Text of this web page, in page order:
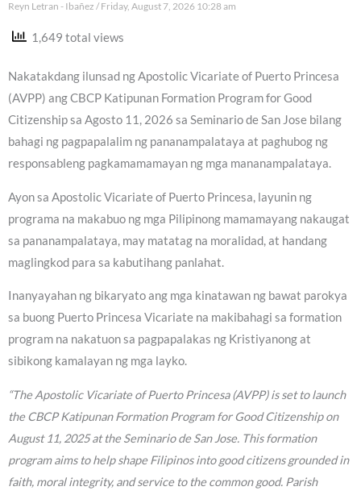
Reyn Letran - Ibañez Friday, August 7, 2026 10:28 am
1,649 total views
Nakatakdang ilunsad ng Apostolic Vicariate of Puerto Princesa
(AVPP) ang CBCP Katipunan Formation Program for Good
Citizenship sa Agosto 11, 2026 sa Seminario de San Jose bilang
bahagi ng pagpapalalim ng pananampalataya at paghubog ng
responsableng pagkamamamayan ng mga mananampalataya.
Ayon sa Apostolic Vicariate of Puerto Princesa, layunin ng
programa na makabuo ng mga Pilipinong mamamayang nakaugat
sa pananampalataya, may matatag na moralidad, at handang
maglingkod para sa kabutihang panlahat.
Inanyayahan ng bikaryato ang mga kinatawan ng bawat parokya
sa buong Puerto Princesa Vicariate na makibahagi sa formation
program na nakatuon sa pagpapalakas ng Kristiyanong at
sibikong kamalayan ng mga layko.
“The Apostolic Vicariate of Puerto Princesa (AVPP) is set to launch
the CBCP Katipunan Formation Program for Good Citizenship on
August 11, 2025 at the Seminario de San Jose. This formation
program aims to help shape Filipinos into good citizens grounded in
faith, moral integrity, and service to the common good. Parish